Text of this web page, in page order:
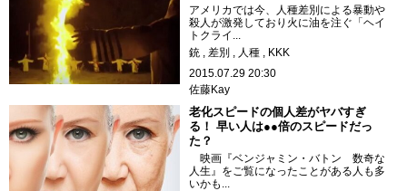
アメリカでは今、人種差別による暴動や
殺人が激発しており火に油を注ぐ「ヘイ
トクライ...
銃
差別 人種
KKK
2015.07.29 20:30
佐藤Kay
老化スピードの個人差がヤバすぎ
る！ 早い人は●●倍のスピードだっ
た？
映画『ベンジャミン・バトン 数奇な
人生』をご覧になったことがある人も多
いかも...